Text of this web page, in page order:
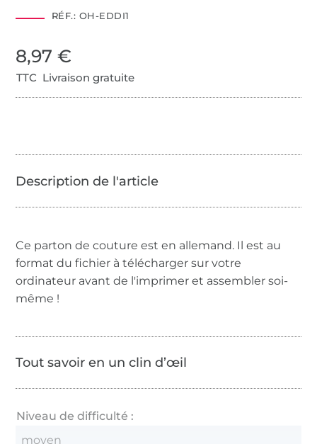
RÉF.: OH-EDDI1
8,97 €
TTC Livraison gratuite
Ce parton de couture est en allemand. Il est au
format du fichier à télécharger sur votre
ordinateur avant de l'imprimer et assembler soi-
même !
Tout savoir en un clin d’œil
Niveau de difficulté :
moyen